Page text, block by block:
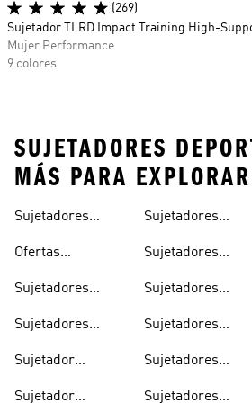
(269)
Sujetador TLRD Impact Training High-
Mujer Performance
9 colores
SUJETADORES
MÁS PARA EXPLORAR
Sujetadores
Ofertas
Deportivos
Sujetadores
Grandes
Sujetadores
Compresión
Sujetador
Sujetador
Impacto
Sujetadores
Yoga
Sujetadores
Blancos
Sujetadores
Niñas
Sujetadores
Sujetadores
Sujetadores